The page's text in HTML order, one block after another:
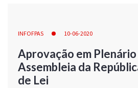
INFOFPAS 10-06-2020
Aprovação em Plenário
Assembleia da
de Lei